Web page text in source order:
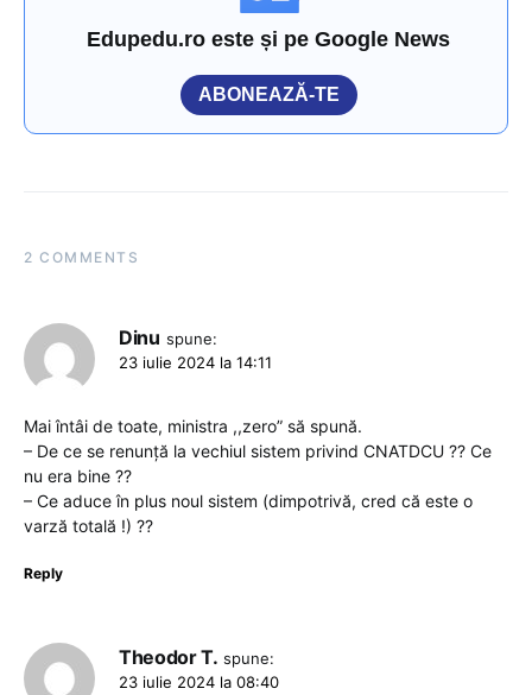
Edupedu.ro este și pe Google News
ABONEAZĂ-TE
2 COMMENTS
Dinu spune:
23 iulie 2024 la 14:11
Mai întâi de toate, ministra ,,zero” să spună.
– De ce se renunță la vechiul sistem privind CNATDCU ?? Ce
nu era bine ??
– Ce aduce în plus noul sistem (dimpotrivă, cred că este o
varză totală !) ??
Reply
Theodor T. spune:
23 iulie 2024 la 08:40